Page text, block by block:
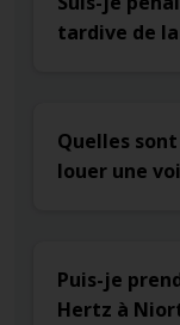
tardive de
Quelles
louer une
Puis-je
Hertz à